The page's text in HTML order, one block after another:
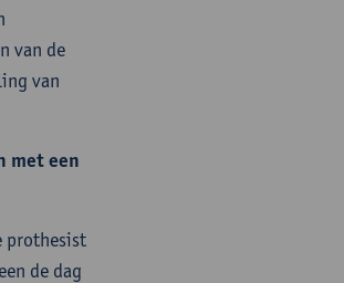
van de
van
met een
prothesist
de dag